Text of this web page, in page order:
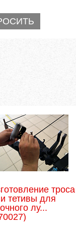
троса
тетивы для
лу...